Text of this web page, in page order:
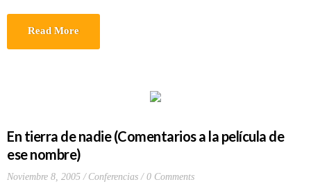
Read More
En tierra de nadie (Comentarios a la película de
ese nombre)
Noviembre 8, 2005 Conferencias 0 Comments